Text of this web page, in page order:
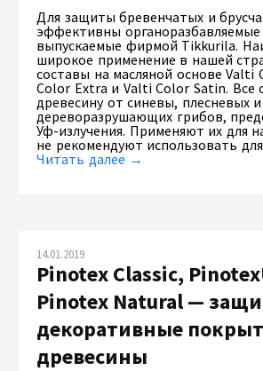
Для защиты бревенчатых и
эффективны органоразбавляемые
выпускаемые фирмой Tikkurila.
широкое применение в нашей
составы на масляной основе
Color Extra и Valti Color Satin.
древесину от синевы, плесневых и
дереворазрушающих грибов,
Уф-излучения. Применяют их для
не рекомендуют использовать
Читать далее →
14.01.2019
Pinotex Classic,
Pinotex Natural —
декоративные
древесины